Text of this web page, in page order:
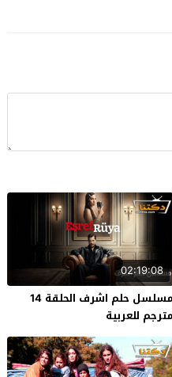
02:19:08
مسلسل حلم اشرف الحلقة 14
مترجم للعربية